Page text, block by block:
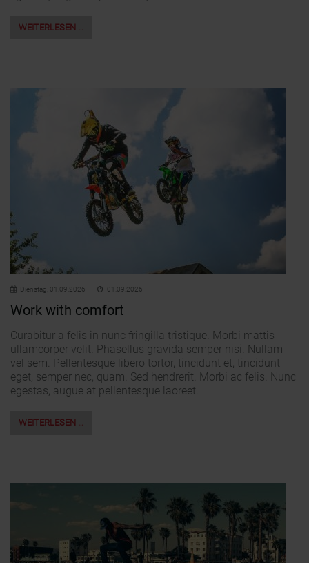
WEITERLESEN …
Dienstag, 01.09.2026 01.09.2026
Work with comfort
Curabitur a felis in nunc fringilla tristique. Morbi mattis
ullamcorper velit. Phasellus gravida semper nisi. Nullam
vel sem. Pellentesque libero tortor, tincidunt et, tincidunt
eget, semper nec, quam. Sed hendrerit. Morbi ac felis. Nunc
egestas, augue at pellentesque laoreet.
WEITERLESEN …